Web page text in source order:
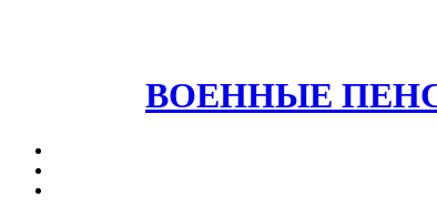
ВОЕННЫЕ